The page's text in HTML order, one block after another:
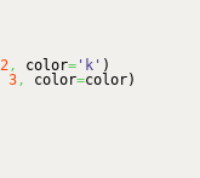
2, color= 'k' )
3, color=color)